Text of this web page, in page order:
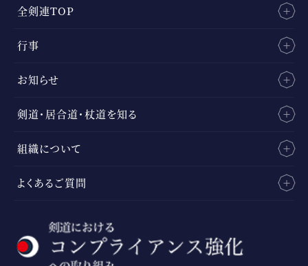
全剣連TOP
行事
お知らせ
剣道・居合道・杖道を知る
組織について
よくあるご質問